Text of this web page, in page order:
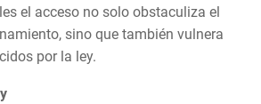
el acceso no solo obstaculiza el
sino que también vulnera
por la ley.